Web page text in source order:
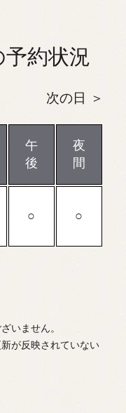
予約状況
次の日
午
後
夜
間
いません。
が反映されていない